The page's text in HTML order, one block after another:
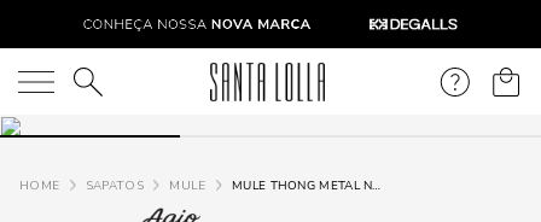
O que você está procurando?
SAPATOS MULE MULE THONG METAL NAPA GY CARAMELO SAFARI SALTO FINO